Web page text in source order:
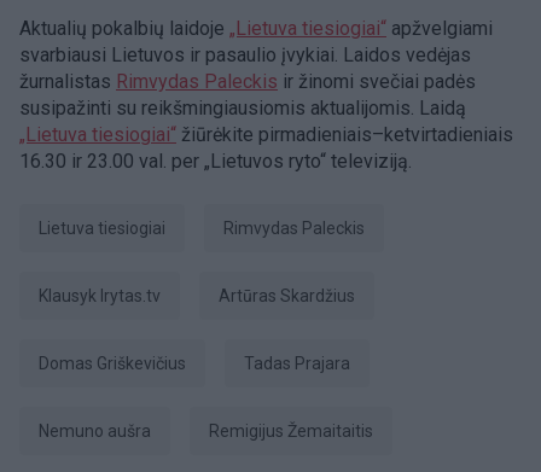
Aktualių pokalbių laidoje „Lietuva tiesiogiai“ apžvelgiami
svarbiausi Lietuvos ir pasaulio įvykiai. Laidos vedėjas
žurnalistas Rimvydas Paleckis ir žinomi svečiai padės
susipažinti su reikšmingiausiomis aktualijomis. Laidą
„Lietuva tiesiogiai“ žiūrėkite pirmadieniais–ketvirtadieniais
16.30 ir 23.00 val. per „Lietuvos ryto“ televiziją.
Lietuva tiesiogiai Rimvydas Paleckis
Klausyk lrytas.tv Artūras Skardžius
Domas Griškevičius Tadas Prajara
Nemuno aušra Remigijus Žemaitaitis